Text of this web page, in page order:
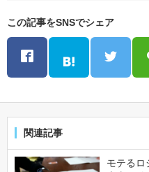
この記事をSNSでシェア
関連記事
モテるロ